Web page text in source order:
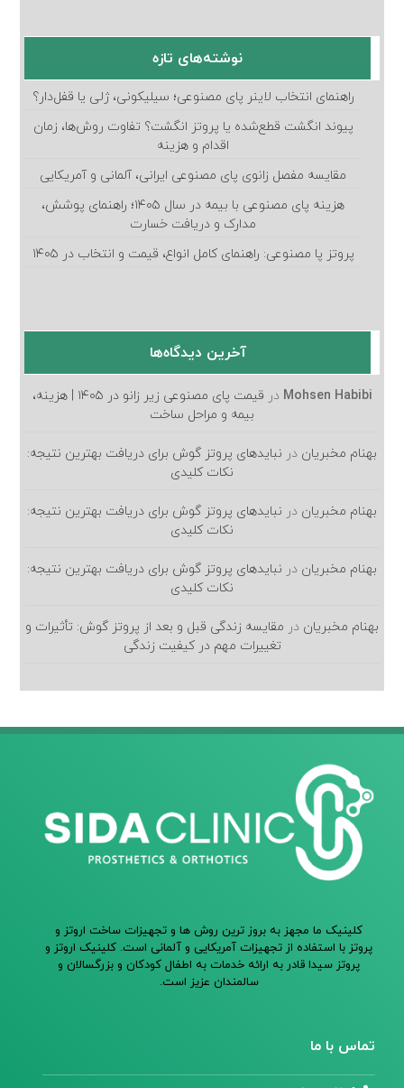
نوشته‌های تازه
راهنمای انتخاب لاینر پای مصنوعی؛ سیلیکونی، ژلی یا قفل‌دار؟
پیوند انگشت قطع‌شده یا پروتز انگشت؟ تفاوت روش‌ها، زمان
اقدام و هزینه
مقایسه مفصل زانوی پای مصنوعی ایرانی، آلمانی و آمریکایی
هزینه پای مصنوعی با بیمه در سال ۱۴۰۵؛ راهنمای پوشش،
مدارک و دریافت خسارت
پروتز پا مصنوعی: راهنمای کامل انواع، قیمت و انتخاب در ۱۴۰۵
آخرین دیدگاه‌ها
Mohsen Habibi در
قیمت پای مصنوعی زیر زانو در ۱۴۰۵ | هزینه،
بیمه و مراحل ساخت
بهنام مخبریان در نبایدهای پروتز گوش برای دریافت بهترین نتیجه:
نکات کلیدی
بهنام مخبریان در نبایدهای پروتز گوش برای دریافت بهترین نتیجه:
نکات کلیدی
بهنام مخبریان در نبایدهای پروتز گوش برای دریافت بهترین نتیجه:
نکات کلیدی
بهنام مخبریان در مقایسه زندگی قبل و بعد از پروتز گوش: تأثیرات و
تغییرات مهم در کیفیت زندگی
کلینیک ما مجهز به بروز ترین روش ها و تجهیزات ساخت اروتز و
پروتز با استفاده از تجهیزات آمریکایی و آلمانی است. کلینیک اروتز و
پروتز سیدا قادر به ارائه خدمات به اطفال کودکان و بزرگسالان و
سالمندان عزیز است.
تماس با ما